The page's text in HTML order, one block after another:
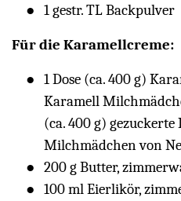
1 gestr. TL Backpulver
Für die Karamellcreme:
1 Dose (ca. 400 g)
Karamell
(ca. 400 g)
Milchmädchen von
200 g Butter,
100 ml Eierlikör,